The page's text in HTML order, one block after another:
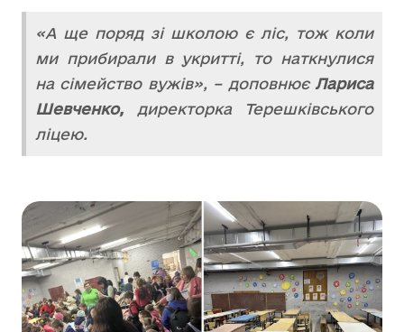
«А ще поряд зі школою є ліс, тож коли
ми прибирали в укритті, то наткнулися
на сімейство вужів», – доповнює Лариса
Шевченко, директорка Терешківського
ліцею.